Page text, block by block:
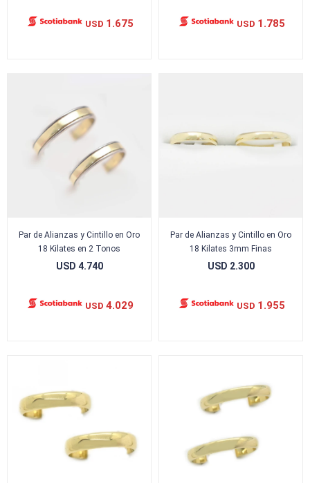
USD 1.675 USD 1.785
Par de Alianzas y Cintillo en Oro
18 Kilates en 2 Tonos
USD 4.740
USD 4.029
Par de Alianzas y Cintillo en Oro
18 Kilates 3mm Finas
USD 2.300
USD 1.955